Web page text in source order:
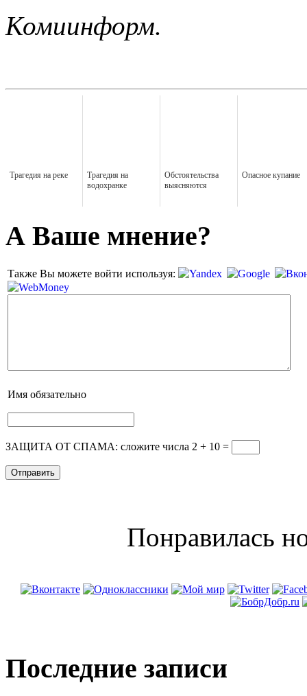
Комиинформ.
Трагедия на реке
Трагедия на
водохранке
Обстоятельства
выясняются
Опасное купание
А Ваше мнение?
Также Вы можете войти используя:
Имя обязательно
ЗАЩИТА ОТ СПАМА: сложите числа 2 + 10 =
Понравилась
Последние записи